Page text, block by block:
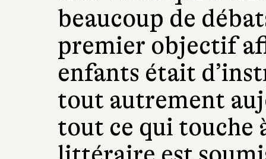
beaucoup de
premier objectif
enfants était
tout autrement
tout ce qui touche